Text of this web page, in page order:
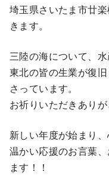
埼玉県さいたま市廿
きます。
三陸の海について、
東北の皆の生業が復
さっています。
お祈りいただきありが
新しい年度が始まり
温かい応援のお言葉
ます！！